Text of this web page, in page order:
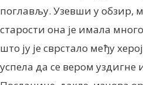
поглављу. Узевши у обзир,
старости она је имала
што ју је сврстало међу
успела да се вером